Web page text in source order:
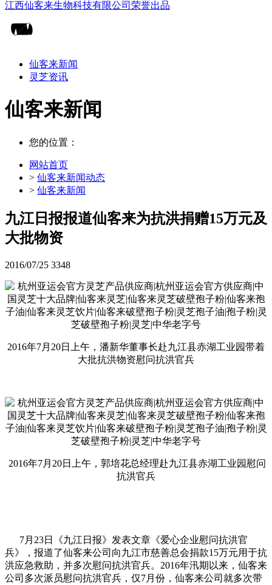
仙客来新闻
灵芝资讯
仙客来新闻
您的位置：
网站首页
> 仙客来新闻动态
> 仙客来新闻
九江日报报道仙客来为抗洪捐赠15万元及
大批物资
2016/07/25 3348
2016年7月20日上午，潘新华董事长赴九江县赤湖工业园带着
大批抗洪物资慰问抗洪官兵
2016年7月20日上午，郭培花总经理赴九江县赤湖工业园慰问
抗洪官兵
7月23日《九江日报》发表文章《爱心企业慰问抗洪官
兵》，报道了仙客来公司向九江市慈善总会捐款15万元用于抗
洪应急救助，并多次慰问抗洪官兵。2016年汛期以来，仙客来
公司多次派员慰问抗洪官兵，仅7月份，仙客来公司就多次带